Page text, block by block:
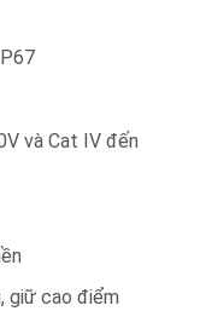
và Cat IV đến
giữ cao điểm